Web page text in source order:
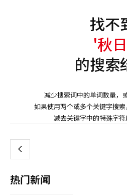
找不
'秋
的搜索
减少搜索词中的单词数量，
如果使用两个或多个关键字搜
减去关键字中的特殊字符
上
热门新闻